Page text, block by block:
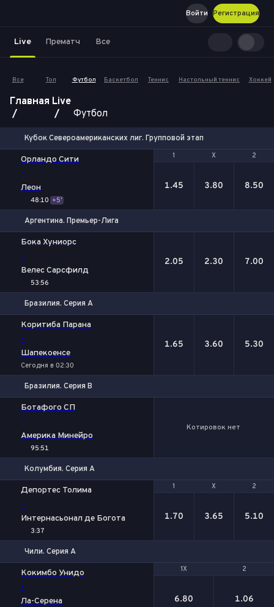
Регистрация
Войти
Live Прематч Все
Все Топ Футбол Баскетбол Теннис Настольный теннис Хоккей
Главная Live
Футбол
Кубок Североамериканских лиг. Групповой этап
1 Х 2
Орландо Сити
-
Леон
48:10 +5'
1 Х 2
1.45 3.80 8.50
Аргентина. Премьер-Лига
Бока Хуниорс
-
Велес Сарсфилд
53:56
2.05 2.30 7.00
Бразилия. Серия А
Коритиба Парана
-
Шапекоенсе
Сегодня в 02:30
1.65 3.60 5.30
Бразилия. Серия В
Ботафого СП
-
Америка Минейро
95:51
Котировок нет
Колумбия. Серия А
1 Х 2
Депортес Толима
-
Интернасьонал де Богота
3:37
1 Х 2
1.70 3.65 5.10
Чили. Серия А
1X 2
Кокимбо Унидо
-
Ла-Серена
1X 2
6.80 1.06